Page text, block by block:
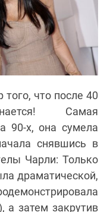
что после 40
Самая
90-х, она сумела
снявшись в
Чарли: Только
драматической,
а затем закрутив